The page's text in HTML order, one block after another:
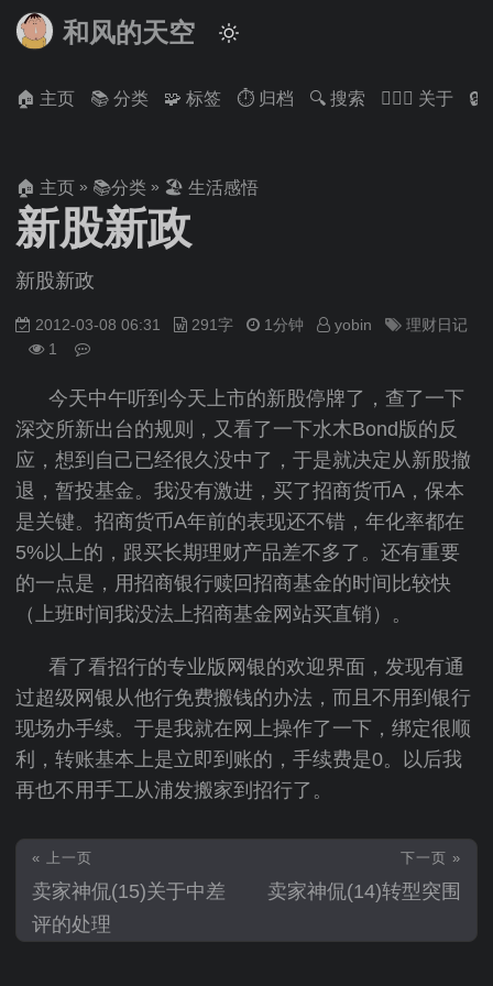
和风的天空
🏠 主页 📚 分类 🧩 标签 ⏱ 归档 🔍 搜索 🙋🏻‍♂️ 关于 🔒
🏠 主页 » 📚分类 » 🏖 生活感悟
新股新政
新股新政
2012-03-08 06:31 291字 1分钟 yobin
理财日记
1
今天中午听到今天上市的新股停牌了，查了一下
深交所新出台的规则，又看了一下水木Bond版的反
应，想到自己已经很久没中了，于是就决定从新股撤
退，暂投基金。我没有激进，买了招商货币A，保本
是关键。招商货币A年前的表现还不错，年化率都在
5%以上的，跟买长期理财产品差不多了。还有重要
的一点是，用招商银行赎回招商基金的时间比较快
（上班时间我没法上招商基金网站买直销）。
看了看招行的专业版网银的欢迎界面，发现有通
过超级网银从他行免费搬钱的办法，而且不用到银行
现场办手续。于是我就在网上操作了一下，绑定很顺
利，转账基本上是立即到账的，手续费是0。以后我
再也不用手工从浦发搬家到招行了。
« 上一页
卖家神侃(15)关于中差
评的处理
下一页 »
卖家神侃(14)转型突围